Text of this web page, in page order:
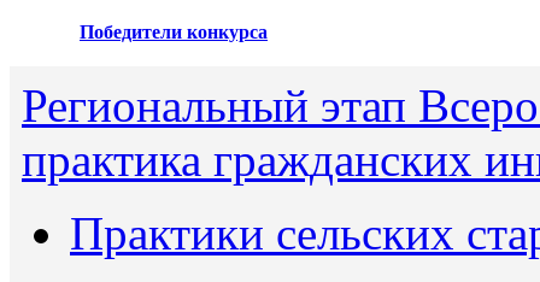
Победители конкурса
Региональный этап
практика гражданских
Практики сельских